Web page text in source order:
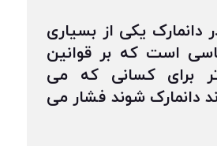
دانمارک یکی از بسیاری
است که بر قوانین
برای کسانی که می
دانمارک شوند فشار می